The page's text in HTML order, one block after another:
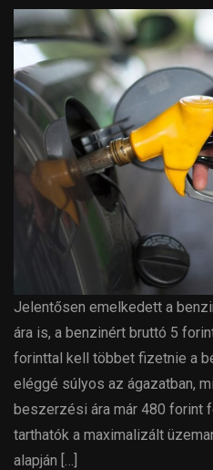
Jelentősen emelkedett a
ára is, a benzinért bruttó 5
forinttal kell többet fizetnie a
eléggé súlyos az ágazatban,
beszerzési ára már 480 forint
tarthatók a maximalizált
alapján […]